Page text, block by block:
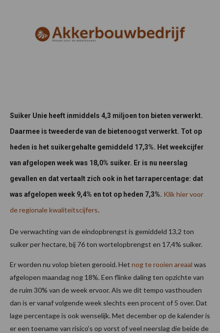
Suiker Unie heeft inmiddels 4,3 miljoen ton bieten verwerkt.
Daarmee is tweederde van de bietenoogst verwerkt. Tot op
heden is het suikergehalte gemiddeld 17,3%. Het weekcijfer
van afgelopen week was 18,0% suiker. Er is nu neerslag
gevallen en dat vertaalt zich ook in het tarrapercentage: dat
was afgelopen week 9,4% en tot op heden 7,3%. Klik hier voor
de regionale kwaliteitscijfers.
De verwachting van de eindopbrengst is gemiddeld 13,2 ton
suiker per hectare, bij 76 ton wortelopbrengst en 17,4% suiker.
Er worden nu volop bieten gerooid. Het nog te rooien areaal was
afgelopen maandag nog 18%. Een flinke daling ten opzichte van
de ruim 30% van de week ervoor. Als we dit tempo vasthouden
dan is er vanaf volgende week slechts een procent of 5 over. Dat
lage percentage is ook wenselijk. Met december op de kalender is
er een toename van risico’s op vorst of veel neerslag die beide de